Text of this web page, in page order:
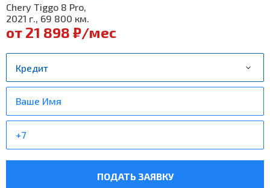
Chery Tiggo 8 Pro,
2021 г., 69 800 км.
от 21 898 ₽/мес
ПОДАТЬ ЗАЯВКУ